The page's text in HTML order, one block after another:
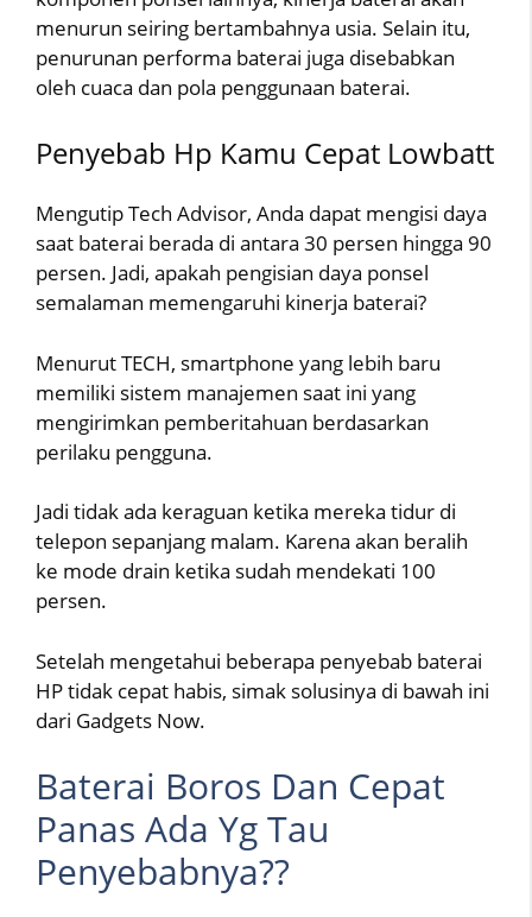
menurun seiring bertambahnya usia. Selain itu,
penurunan performa baterai juga disebabkan
oleh cuaca dan pola penggunaan baterai.
Penyebab Hp Kamu Cepat Lowbatt
Mengutip Tech Advisor, Anda dapat mengisi daya
saat baterai berada di antara 30 persen hingga 90
persen. Jadi, apakah pengisian daya ponsel
semalaman memengaruhi kinerja baterai?
Menurut TECH, smartphone yang lebih baru
memiliki sistem manajemen saat ini yang
mengirimkan pemberitahuan berdasarkan
perilaku pengguna.
Jadi tidak ada keraguan ketika mereka tidur di
telepon sepanjang malam. Karena akan beralih
ke mode drain ketika sudah mendekati 100
persen.
Setelah mengetahui beberapa penyebab baterai
HP tidak cepat habis, simak solusinya di bawah ini
dari Gadgets Now.
Baterai Boros Dan Cepat
Panas Ada Yg Tau
Penyebabnya??